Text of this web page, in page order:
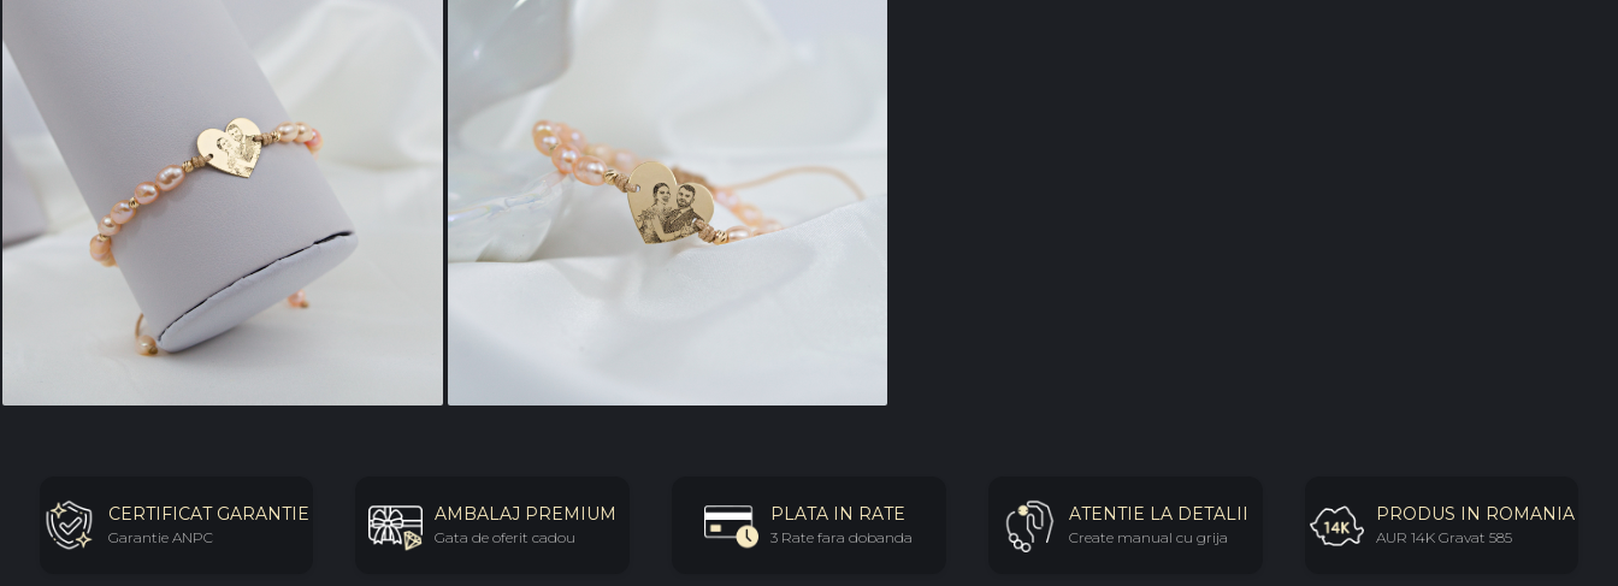
CERTIFICAT GARANTIE
Garantie ANPC
AMBALAJ PREMIUM
Gata de oferit cadou
PLATA IN RATE
3 Rate fara dobanda
ATENTIE LA DETALII
Create manual cu grija
PRODUS IN ROMANIA
AUR 14K Gravat 585